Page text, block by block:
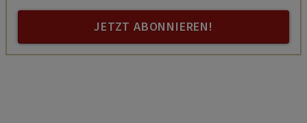
JETZT ABONNIEREN!